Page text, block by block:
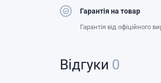
Гарантія на товар
Гарантія від офіційного
Відгуки 0